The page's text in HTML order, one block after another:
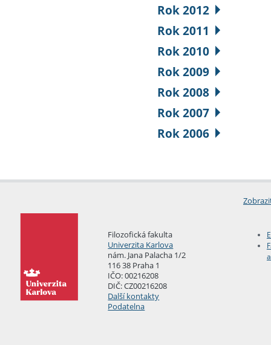
Rok 2012
Rok 2011
Rok 2010
Rok 2009
Rok 2008
Rok 2007
Rok 2006
Filozofická fakulta
Univerzita Karlova
nám. Jana Palacha 1/2
116 38 Praha 1
IČO: 00216208
DIČ: CZ00216208
Další kontakty
Podatelna